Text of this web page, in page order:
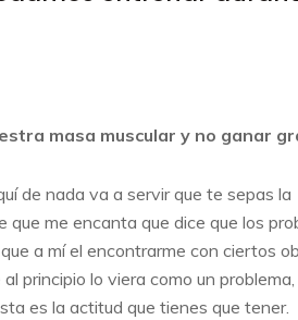
masa muscular y no ganar
de nada va a servir que te sepas la
me encanta que dice que los
a mí el encontrarme con ciertos
principio lo viera como un problema,
es la actitud que tienes que tener.